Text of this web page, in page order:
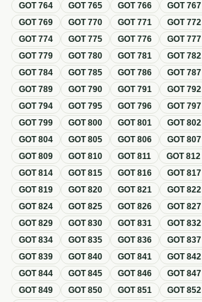
GOT764 GOT765 GOT766 GOT767
GOT769 GOT770 GOT771 GOT772
GOT774 GOT775 GOT776 GOT777
GOT779 GOT780 GOT781 GOT782
GOT784 GOT785 GOT786 GOT787
GOT789 GOT790 GOT791 GOT792
GOT794 GOT795 GOT796 GOT797
GOT799 GOT800 GOT801 GOT802
GOT804 GOT805 GOT806 GOT807
GOT809 GOT810 GOT811 GOT812
GOT814 GOT815 GOT816 GOT817
GOT819 GOT820 GOT821 GOT822
GOT824 GOT825 GOT826 GOT827
GOT829 GOT830 GOT831 GOT832
GOT834 GOT835 GOT836 GOT837
GOT839 GOT840 GOT841 GOT842
GOT844 GOT845 GOT846 GOT847
GOT849 GOT850 GOT851 GOT852